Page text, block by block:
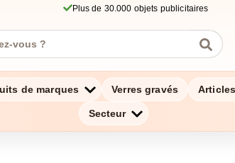
Plus de 30.000 objets publicitaires
de marques Verres gravés
Secteur